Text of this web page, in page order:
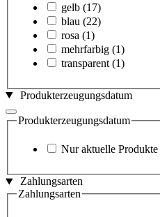
gelb (17)
blau (22)
rosa (1)
mehrfarbig (1)
transparent (1)
Produkterzeugungsdatum
Produkterzeugungsdatum
Nur aktuelle Produkte
Zahlungsarten
Zahlungsarten